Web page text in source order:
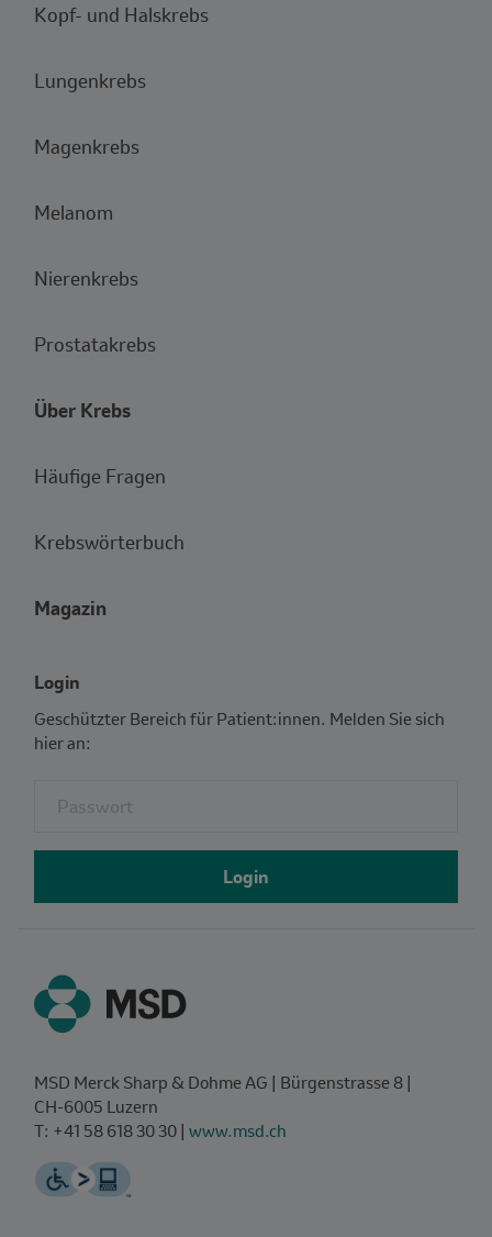
Kopf- und Halskrebs
Lungenkrebs
Magenkrebs
Melanom
Nierenkrebs
Prostatakrebs
Über Krebs
Häufige Fragen
Krebswörterbuch
Magazin
Login
Geschützter Bereich für Patient:innen. Melden Sie sich
hier an:
Login
MSD Merck Sharp & Dohme AG | Bürgenstrasse 8 |
CH‑6005 Luzern
T: +41 58 618 30 30 | www.msd.ch